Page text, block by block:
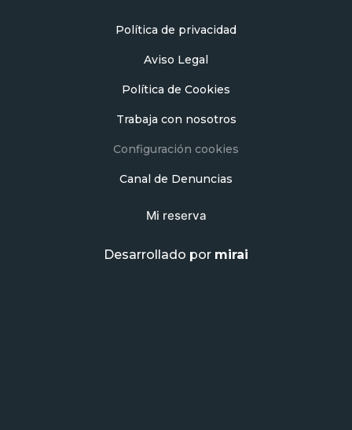
Política de privacidad
Aviso Legal
Política de Cookies
Trabaja con nosotros
Configuración cookies
Canal de Denuncias
Mi reserva
Desarrollado por mirai